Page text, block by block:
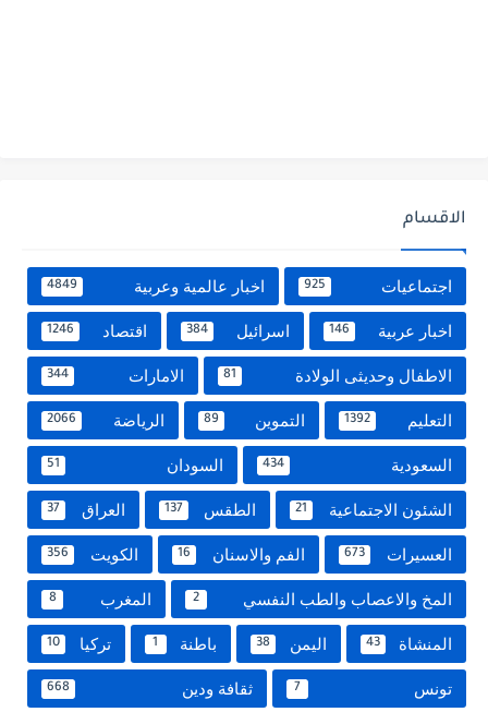
الاقسام
اجتماعيات 925 اخبار عالمية وعربية 4849
اخبار عربية 146 اسرائيل 384 اقتصاد 1246
الاطفال وحديثى الولادة 81 الامارات 344
التعليم 1392 التموين 89 الرياضة 2066
السعودية 434 السودان 51
الشئون الاجتماعية 21 الطقس 137 العراق 37
العسيرات 673 الفم والاسنان 16 الكويت 356
المخ والاعصاب والطب النفسي 2 المغرب 8
المنشاة 43 اليمن 38 باطنة 1 تركيا 10
تونس 7 ثقافة ودين 668